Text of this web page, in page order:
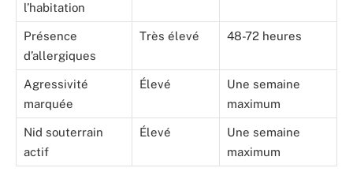
l’habitation
Présence
d’allergiques
Très élevé 48-72 heures
Agressivité
marquée
Élevé
Une semaine
maximum
Nid souterrain
actif
Élevé
Une semaine
maximum